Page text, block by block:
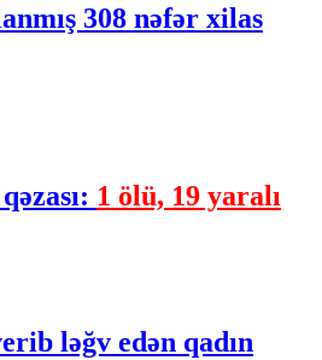
308 nəfər xilas
1 ölü, 19 yaralı
ləğv edən qadın